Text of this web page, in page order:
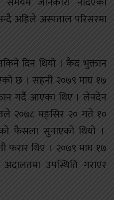
अहिले अस्पताल परिसरमा
दिन थियो । कैद भुक्तान
छ । सहनी २०७९ माघ १७
गर्दै आएका थिए । लेनदेन
२०७८ मङ्सिर २० गते १०
फैसला सुनाएको थियो ।
थिए । २०७९ माघ १७
उपस्थिति गराएर